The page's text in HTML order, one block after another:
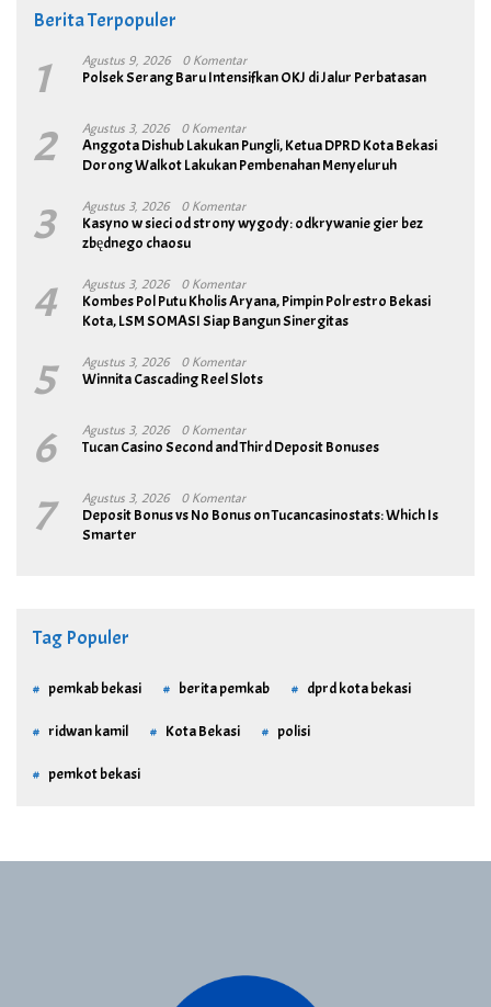
Berita Terpopuler
1 Agustus 9, 2026 0 Komentar
Polsek Serang Baru Intensifkan OKJ di Jalur Perbatasan
2 Agustus 3, 2026 0 Komentar
Anggota Dishub Lakukan Pungli, Ketua DPRD Kota Bekasi
Dorong Walkot Lakukan Pembenahan Menyeluruh
3 Agustus 3, 2026 0 Komentar
Kasyno w sieci od strony wygody: odkrywanie gier bez
zbędnego chaosu
4 Agustus 3, 2026 0 Komentar
Kombes Pol Putu Kholis Aryana, Pimpin Polrestro Bekasi
Kota, LSM SOMASI Siap Bangun Sinergitas
5 Agustus 3, 2026 0 Komentar
Winnita Cascading Reel Slots
6 Agustus 3, 2026 0 Komentar
Tucan Casino Second and Third Deposit Bonuses
7 Agustus 3, 2026 0 Komentar
Deposit Bonus vs No Bonus on Tucancasinostats: Which Is
Smarter
Tag Populer
pemkab bekasi berita pemkab dprd kota bekasi
ridwan kamil Kota Bekasi polisi
pemkot bekasi